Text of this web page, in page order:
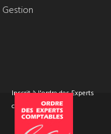
Gestion
Inscrit à l'ordre des Experts
comptables